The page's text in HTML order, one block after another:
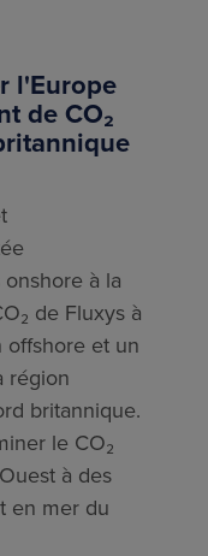
l'Europe
de CO₂
à la
de Fluxys à
offshore et un
région
britannique.
le CO₂
à des
en mer du